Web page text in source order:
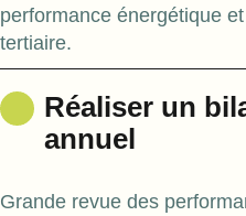
performance énergétique
tertiaire.
Réaliser un
annuel
Grande revue des